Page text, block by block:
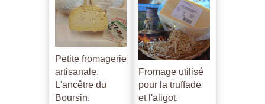
Petite fromagerie
artisanale.
L'ancêtre du
Boursin.
Fromage utilisé
pour la truffade
et l'aligot.